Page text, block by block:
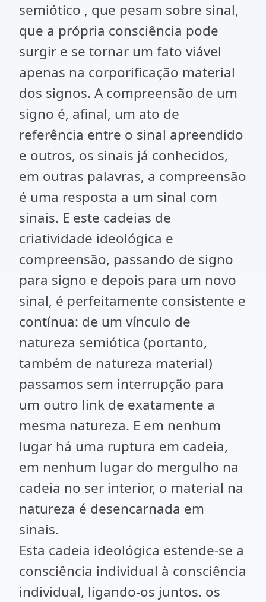
semiótico , que pesam sobre sinal,
que a própria consciência pode
surgir e se tornar um fato viável
apenas na corporificação material
dos signos. A compreensão de um
signo é, afinal, um ato de
referência entre o sinal apreendido
e outros, os sinais já conhecidos,
em outras palavras, a compreensão
é uma resposta a um sinal com
sinais. E este cadeias de
criatividade ideológica e
compreensão, passando de signo
para signo e depois para um novo
sinal, é perfeitamente consistente e
contínua: de um vínculo de
natureza semiótica (portanto,
também de natureza material)
passamos sem interrupção para
um outro link de exatamente a
mesma natureza. E em nenhum
lugar há uma ruptura em cadeia,
em nenhum lugar do mergulho na
cadeia no ser interior, o material na
natureza é desencarnada em
sinais.
Esta cadeia ideológica estende-se a
consciência individual à consciência
individual, ligando-os juntos. os